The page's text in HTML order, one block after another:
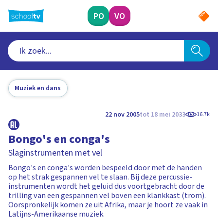
naar
hoofdinhoud
PO VO
Muziek en dans
22 nov 2005tot 18 mei 2033 16.7k
Bongo's en conga's
Slaginstrumenten met vel
Bongo's en conga's worden bespeeld door met de handen
op het strak gespannen vel te slaan. Bij deze percussie-
instrumenten wordt het geluid dus voortgebracht door de
trilling van een gespannen vel boven een klankkast (trom).
Oorspronkelijk komen ze uit Afrika, maar je hoort ze vaak in
Latijns-Amerikaanse muziek.